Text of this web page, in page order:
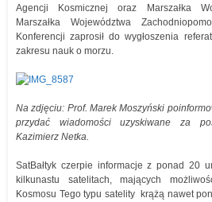
Agencji Kosmicznej oraz Marszałka
Marszałka Województwa
Konferencji zaprosił do wygłoszenia
zakresu nauk o morzu.
Na zdjęciu: Prof. Marek Moszyński
przydać wiadomości uzyskiwane za
Kazimierz Netka.
SatBałtyk czerpie informacje z ponad 20
kilkunastu satelitach, mających
Kosmosu Tego typu satelity krążą nawet